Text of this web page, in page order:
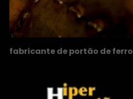
fabricante de portão de ferro